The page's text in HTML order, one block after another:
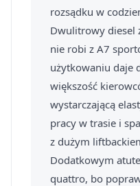
rozsądku w
Dwulitrowy diesel
nie robi z A7
użytkowaniu daje
większość
wystarczającą
pracy w trasie i
z dużym
Dodatkowym
quattro, bo